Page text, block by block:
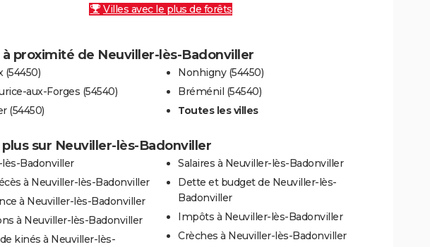
Villes avec le plus de forêts
à proximité de Neuviller-lès-Badonviller
(54450)
aux-Forges (54540)
(54450)
Nonhigny (54450)
Bréménil (54540)
Toutes les villes
plus sur Neuviller-lès-Badonviller
lès-Badonviller
à Neuviller-lès-Badonviller
à Neuviller-lès-Badonviller
à Neuviller-lès-Badonviller
kinés à Neuviller-lès-
Salaires à Neuviller-lès-Badonviller
Dette et budget de Neuviller-lès-
Badonviller
Impôts à Neuviller-lès-Badonviller
Crèches à Neuviller-lès-Badonviller